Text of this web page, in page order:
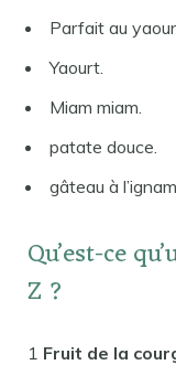
Parfait au
Yaourt.
Miam miam.
patate douce.
gâteau à
Qu’est-ce
Z ?
1 Fruit de la